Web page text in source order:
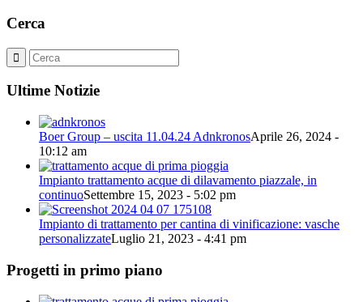
Cerca
Ultime Notizie
Boer Group – uscita 11.04.24 AdnkronosAprile 26, 2024 -
10:12 am
Impianto trattamento acque di dilavamento piazzale, in
continuoSettembre 15, 2023 - 5:02 pm
Impianto di trattamento per cantina di vinificazione: vasche
personalizzateLuglio 21, 2023 - 4:41 pm
Progetti in primo piano